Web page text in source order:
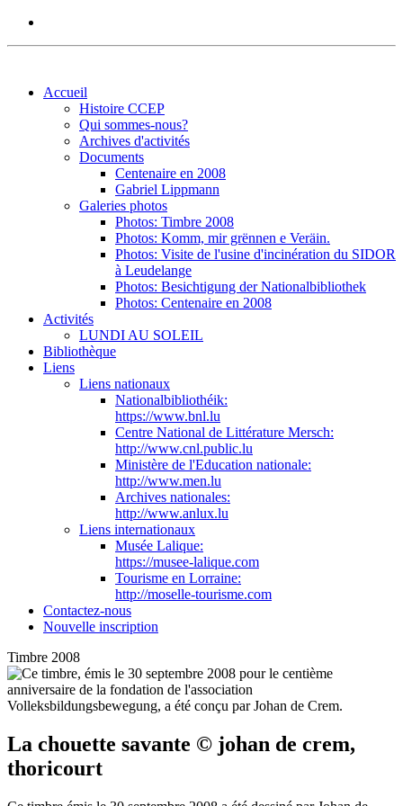
Accueil
Histoire CCEP
Qui sommes-nous?
Archives d'activités
Documents
Centenaire en 2008
Gabriel Lippmann
Galeries photos
Photos: Timbre 2008
Photos: Komm, mir grënnen e Veräin.
Photos: Visite de l'usine d'incinération du SIDOR
à Leudelange
Photos: Besichtigung der Nationalbibliothek
Photos: Centenaire en 2008
Activités
LUNDI AU SOLEIL
Bibliothèque
Liens
Liens nationaux
Nationalbibliothéik:
https://www.bnl.lu
Centre National de Littérature Mersch:
http://www.cnl.public.lu
Ministère de l'Education nationale:
http://www.men.lu
Archives nationales:
http://www.anlux.lu
Liens internationaux
Musée Lalique:
https://musee-lalique.com
Tourisme en Lorraine:
http://moselle-tourisme.com
Contactez-nous
Nouvelle inscription
Timbre 2008
La chouette savante © johan de crem,
thoricourt